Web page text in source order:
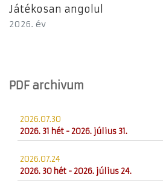
Játékosan angolul
2026. év
PDF archivum
2026.07.30
2026. 31 hét - 2026. július 31.
2026.07.24
2026. 30 hét - 2026. július 24.